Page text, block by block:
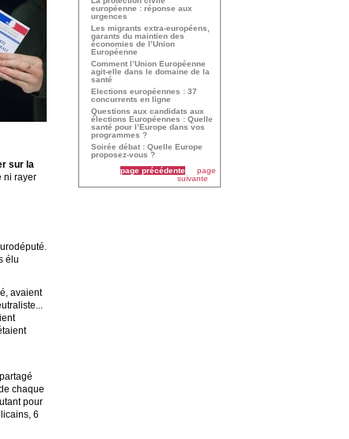
sur la
ni rayer
élu
avaient
chaque
pour
6
européenne : réponse aux
urgences
Les migrants extra-européens,
garants du maintien des
économies de l’Union
Européenne
Comment l’Union Européenne
agit-elle dans le domaine de la
santé
Elections européennes : 37
concurrents en ligne
Questions aux candidats aux
élections Européennes : Quelle
santé pour l’Europe dans vos
programmes ?
Soirée débat : Quelle Europe
proposez-vous ?
page précédente
page
suivante